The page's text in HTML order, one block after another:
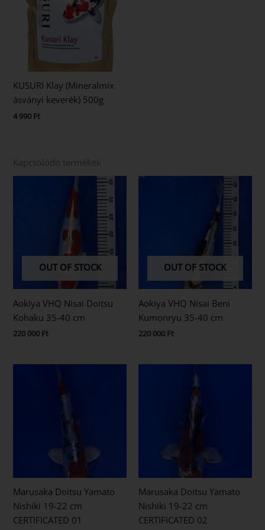
KUSURI Klay (Mineralmix
ásványi keverék) 500g
4 990 Ft
Kapcsolódó termékek
OUT OF STOCK
Aokiya VHQ Nisai Doitsu
Kohaku 35-40 cm
220 000 Ft
OUT OF STOCK
Aokiya VHQ Nisai Beni
Kumonryu 35-40 cm
220 000 Ft
Marusaka Doitsu Yamato
Nishiki 19-22 cm
CERTIFICATED 01
Marusaka Doitsu Yamato
Nishiki 19-22 cm
CERTIFICATED 02